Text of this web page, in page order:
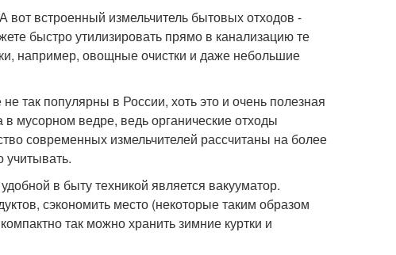
встроенный измельчитель бытовых отходов -
быстро утилизировать прямо в канализацию те
например, овощные очистки и даже небольшие
так популярны в России, хоть это и очень полезная
мусорном ведре, ведь органические отходы
современных измельчителей рассчитаны на более
в быту техникой является вакууматор.
сэкономить место (некоторые таким образом
так можно хранить зимние куртки и